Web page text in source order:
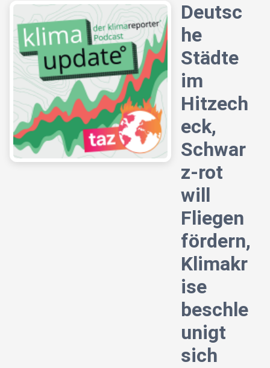
Deutsc
he
Städte
im
Hitzech
eck,
Schwar
z-rot
will
Fliegen
fördern,
Klimakr
ise
beschle
unigt
sich